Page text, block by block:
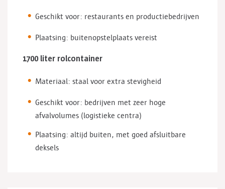
Geschikt voor: restaurants en productiebedrijven
Plaatsing: buitenopstelplaats vereist
1700 liter rolcontainer
Materiaal: staal voor extra stevigheid
Geschikt voor: bedrijven met zeer hoge
afvalvolumes (logistieke centra)
Plaatsing: altijd buiten, met goed afsluitbare
deksels